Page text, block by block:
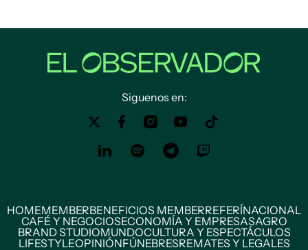
Siguenos en:
HOMEMEMBERBENEFICIOS MEMBERREFERÍNACIONAL
CAFÉ Y NEGOCIOSECONOMÍA Y EMPRESASAGRO
BRAND STUDIOMUNDOCULTURA Y ESPECTÁCULOS
LIFESTYLEOPINIÓNFÚNEBRESREMATES Y LEGALES